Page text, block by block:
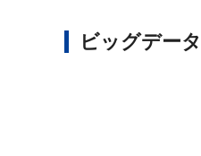
ビッグデー